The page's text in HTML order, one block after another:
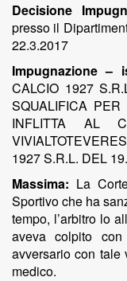
Decisione
presso il
22.3.2017
Impugnazione –
CALCIO 1927
SQUALIFICA
INFLITTA AL
1927 S.R.L. DEL
Massima: La
Sportivo che ha
tempo, l’arbitro lo
aveva colpito
avversario con tale
medico.